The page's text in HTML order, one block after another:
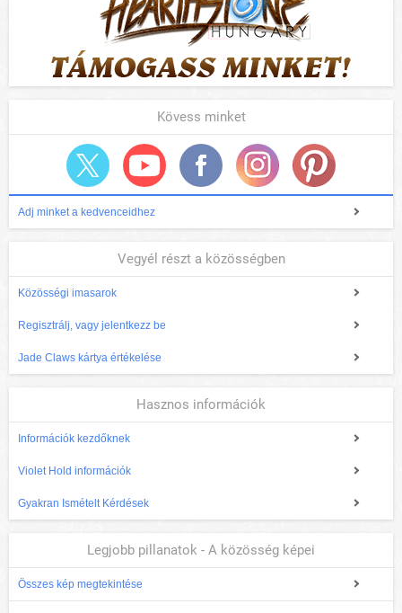
Kövess minket
Adj minket a kedvenceidhez
Vegyél részt a közösségben
Közösségi imasarok
Regisztrálj, vagy jelentkezz be
Jade Claws kártya értékelése
Hasznos információk
Információk kezdőknek
Violet Hold információk
Gyakran Ismételt Kérdések
Legjobb pillanatok - A közösség képei
Összes kép megtekintése